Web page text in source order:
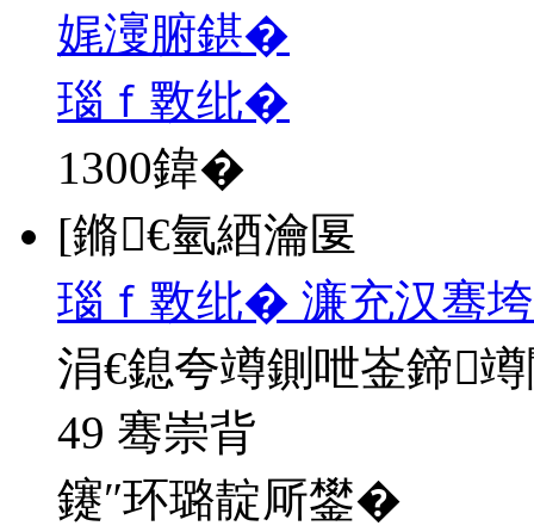
娓濅腑鍖�
瑙ｆ斁纰�
1300鍏�
[鏅€氫綇瀹匽
瑙ｆ斁纰� 濂充汉骞
涓€鎴夸竴鍘呭崟鍗
49 骞崇背
鑳″环璐靛厛鐢�